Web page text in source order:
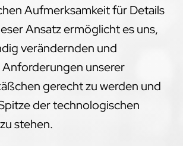
Aufmerksamkeit für Details
Ansatz ermöglicht es uns,
verändernden und
unserer
gerecht zu werden und
der technologischen
stehen.